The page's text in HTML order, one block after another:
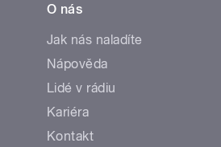
O nás
Jak nás naladíte
Nápověda
Lidé v rádiu
Kariéra
Kontakt